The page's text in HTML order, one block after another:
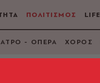
ΠΟΛΙΤΙΣΜΟΣ LIFE
- ΟΠΕΡΑ ΧΟΡΟΣ